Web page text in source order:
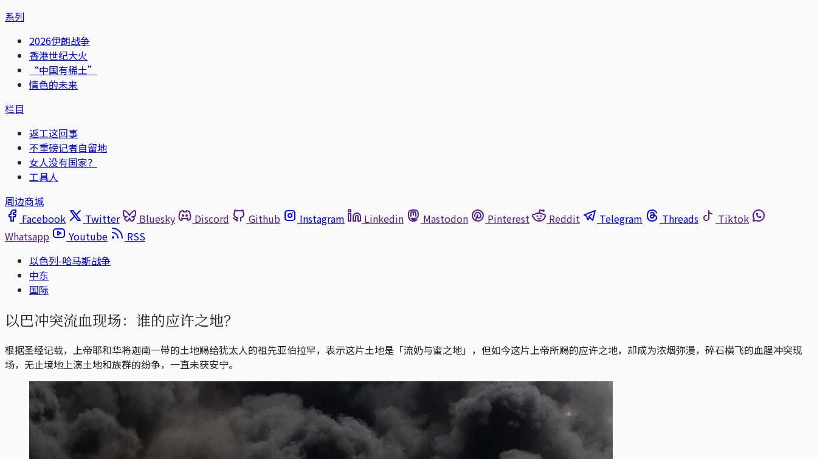
系列
2026伊朗战争
香港世纪大火
“中国有稀土”
情色的未来
栏目
返工这回事
不重磅记者自留地
女人没有国家？
工具人
周边商城
Facebook
Twitter Bluesky Discord Github Instagram Linkedin Mastodon Pinterest Reddit Telegram Threads
Tiktok
Whatsapp
Youtube
RSS
以色列-哈马斯战争
中东
国际
以巴冲突流血现场：谁的应许之地？
根据圣经记载，上帝耶和华将迦南一带的土地赐给犹太人的祖先亚伯拉罕，表示这片土地是「流奶与蜜之地」，但如今这片上帝所赐的应许之地，却成为浓烟弥漫，碎石横飞的血腥冲突现
场，无止境地上演土地和族群的纷争，一直未获安宁。